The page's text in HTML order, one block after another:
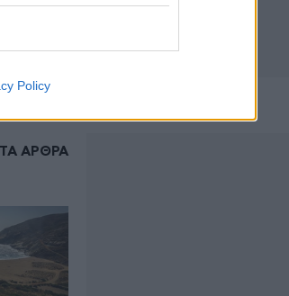
Policy
ΑΡΘΡΑ